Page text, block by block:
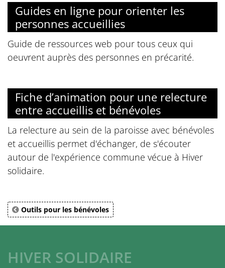
Guides en ligne pour orienter les
personnes accueillies
Guide de ressources web pour tous ceux qui
oeuvrent auprès des personnes en précarité.
Fiche d’animation pour une relecture
entre accueillis et bénévoles
La relecture au sein de la paroisse avec bénévoles
et accueillis permet d'échanger, de s'écouter
autour de l'expérience commune vécue à Hiver
solidaire.
Outils pour les bénévoles
HIVER SOLIDAIRE